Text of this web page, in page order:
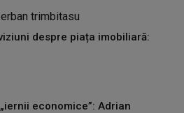
despre piața imobiliară:
economice”: Adrian